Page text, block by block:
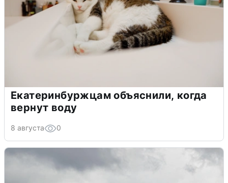
Екатеринбуржцам объяснили, когда
вернут воду
8 августа 0